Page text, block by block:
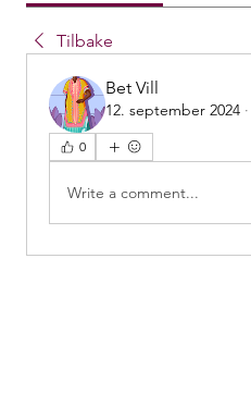
Tilbake
Bet Vill
12. september 2024 ·
0
Write a comment...